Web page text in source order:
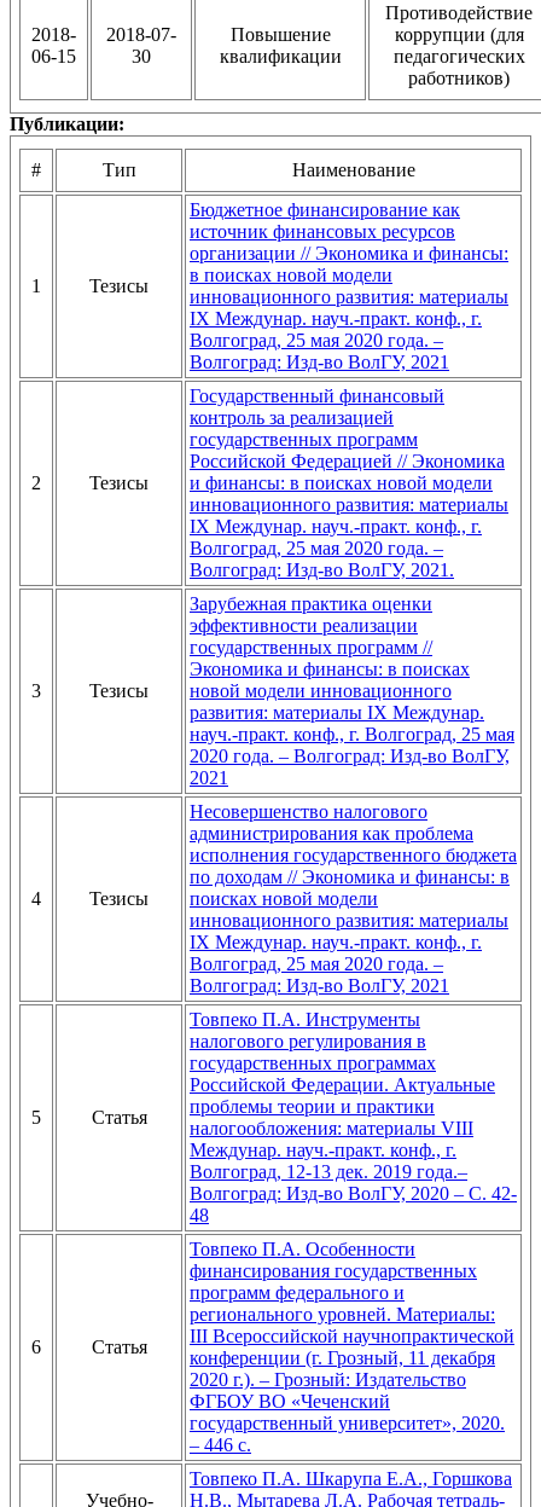
2018-
06-15
2018-07-
30
Повышение
квалификации
Противодействие
коррупции (для
педагогических
работников)
Публикации:
# Тип Наименование
1 Тезисы
Бюджетное финансирование как
источник финансовых ресурсов
организации // Экономика и финансы:
в поисках новой модели
инновационного развития: материалы
IX Междунар. науч.-практ. конф., г.
Волгоград, 25 мая 2020 года. –
Волгоград: Изд-во ВолГУ, 2021
2 Тезисы
Государственный финансовый
контроль за реализацией
государственных программ
Российской Федерацией // Экономика
и финансы: в поисках новой модели
инновационного развития: материалы
IX Междунар. науч.-практ. конф., г.
Волгоград, 25 мая 2020 года. –
Волгоград: Изд-во ВолГУ, 2021.
3 Тезисы
Зарубежная практика оценки
эффективности реализации
государственных программ //
Экономика и финансы: в поисках
новой модели инновационного
развития: материалы IX Междунар.
науч.-практ. конф., г. Волгоград, 25 мая
2020 года. – Волгоград: Изд-во ВолГУ,
2021
4 Тезисы
Несовершенство налогового
администрирования как проблема
исполнения государственного бюджета
по доходам // Экономика и финансы: в
поисках новой модели
инновационного развития: материалы
IX Междунар. науч.-практ. конф., г.
Волгоград, 25 мая 2020 года. –
Волгоград: Изд-во ВолГУ, 2021
5 Статья
Товпеко П.А. Инструменты
налогового регулирования в
государственных программах
Российской Федерации. Актуальные
проблемы теории и практики
налогообложения: материалы VIII
Междунар. науч.-практ. конф., г.
Волгоград, 12-13 дек. 2019 года.–
Волгоград: Изд-во ВолГУ, 2020 – С. 42-
48
6 Статья
Товпеко П.А. Особенности
финансирования государственных
программ федерального и
регионального уровней. Материалы:
III Всероссийской научнопрактической
конференции (г. Грозный, 11 декабря
2020 г.). – Грозный: Издательство
ФГБОУ ВО «Чеченский
государственный университет», 2020.
– 446 с.
Учебно-
Товпеко П.А. Шкарупа Е.А., Горшкова
Н.В., Мытарева Л.А. Рабочая тетрадь-